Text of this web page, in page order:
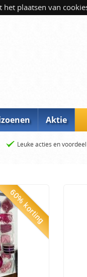
plaatsen van
Aktie
Leuke acties en
60% korting